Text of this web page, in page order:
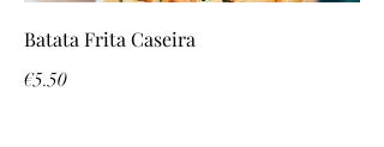
Batata Frita Caseira
€5.50